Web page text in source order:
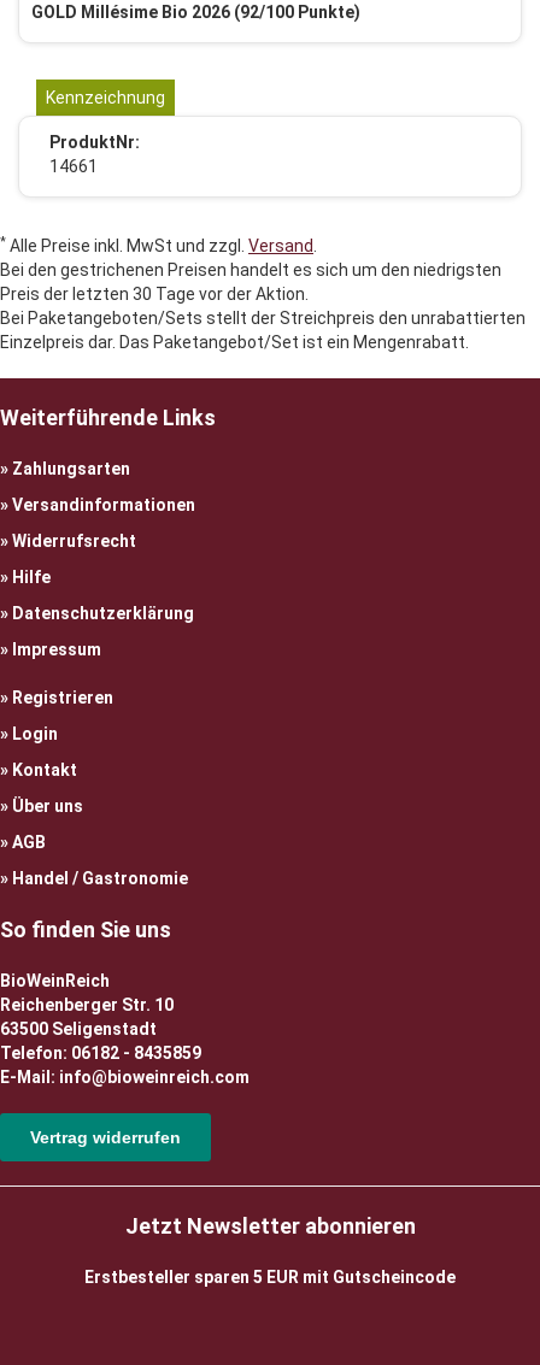
GOLD Millésime Bio 2026 (92/100 Punkte)
Kennzeichnung
ProduktNr:
14661
* Alle Preise inkl. MwSt und zzgl. Versand
Bei den gestrichenen Preisen handelt es sich um den niedrigsten
Preis der letzten 30 Tage vor der Aktion.
Bei Paketangeboten/Sets stellt der Streichpreis den unrabattierten
Einzelpreis dar. Das Paketangebot/Set ist ein Mengenrabatt.
Weiterführende Links
Zahlungsarten
Versandinformationen
Widerrufsrecht
Hilfe
Datenschutzerklärung
Impressum
Registrieren
Login
Kontakt
Über uns
AGB
Handel / Gastronomie
So finden Sie uns
BioWeinReich
Reichenberger Str. 10
63500 Seligenstadt
Telefon: 06182 - 8435859
E-Mail: info@bioweinreich.com
Vertrag widerrufen
Jetzt Newsletter abonnieren
Erstbesteller sparen 5 EUR mit Gutscheincode